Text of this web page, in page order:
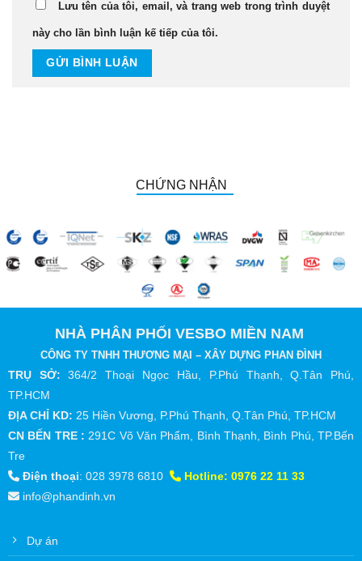
Lưu tên của tôi, email, và trang web trong trình duyệt
này cho lần bình luận kế tiếp của tôi.
CHỨNG NHẬN
NHÀ PHÂN PHỐI VESBO MIỀN NAM
CÔNG TY TNHH THƯƠNG MẠI – XÂY DỰNG PHAN ĐÌNH
TRỤ SỞ: 364/2 Thoại Ngọc Hầu, P.Phú Thạnh, Q.Tân Phú,
TP.HCM
ĐỊA CHỈ KD: 25 Hiền Vương, P.Phú Thạnh, Q.Tân Phú, TP.HCM
CN BẾN TRE : 291C Võ Văn Phẩm, Bình Thạnh, Bình Phú, TP.Bến
Tre
Điện thoại: 028 3978 6810 Hotline: 0976 22 11 33
info@phandinh.vn
Dự án